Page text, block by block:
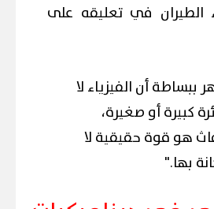
الطيران في تعليقه على
أن الفيزياء لا
كبيرة أو صغيرة،
هو قوة حقيقية لا
بها."